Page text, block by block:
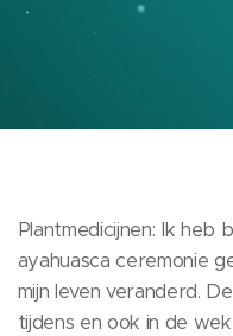
Plantmedicijnen: Ik heb
ayahuasca ceremonie
mijn leven veranderd.
tijdens en ook in de